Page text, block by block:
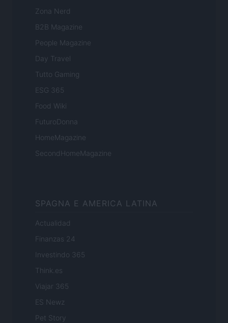
Zona Nerd
B2B Magazine
People Magazine
Day Travel
Tutto Gaming
ESG 365
Food Wiki
FuturoDonna
HomeMagazine
SecondHomeMagazine
SPAGNA E AMERICA LATINA
Actualidad
Finanzas 24
Investindo 365
Think.es
Viajar 365
ES Newz
Pet Story